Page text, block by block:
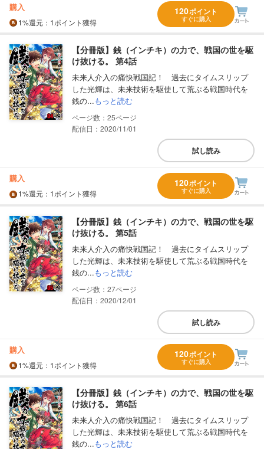
購入
1%還元 ：1ポイント獲得
120ポイント
すぐに購入
【分冊版】銭（インチキ）の力で、戦国の世を駆
け抜ける。 第4話
未来人介入の痛快戦国記！ 過去にタイムスリップ
した光輝は、未来技術を駆使して荒ぶる戦国時代を
銭の...もっと読む
25
配信日：2020/11/01
試し読み
購入
1%還元 ：1ポイント獲得
120ポイント
すぐに購入
【分冊版】銭（インチキ）の力で、戦国の世を駆
け抜ける。 第5話
未来人介入の痛快戦国記！ 過去にタイムスリップ
した光輝は、未来技術を駆使して荒ぶる戦国時代を
銭の...もっと読む
27
配信日：2020/12/01
試し読み
購入
1%還元 ：1ポイント獲得
120ポイント
すぐに購入
【分冊版】銭（インチキ）の力で、戦国の世を駆
け抜ける。 第6話
未来人介入の痛快戦国記！ 過去にタイムスリップ
した光輝は、未来技術を駆使して荒ぶる戦国時代を
銭の...もっと読む